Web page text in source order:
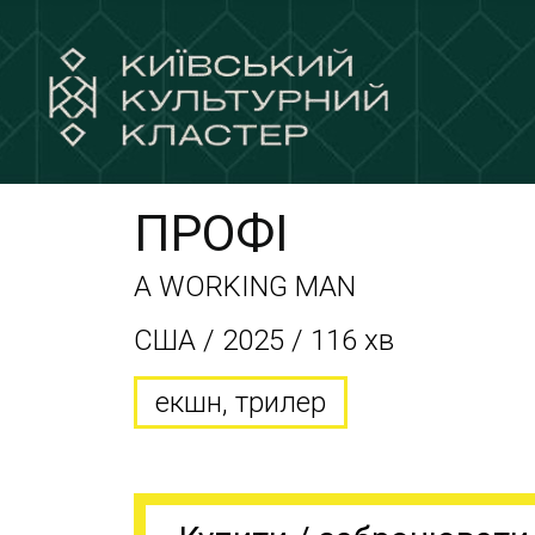
ПРОФІ
A WORKING MAN
США / 2025 / 116 хв
екшн, трилер